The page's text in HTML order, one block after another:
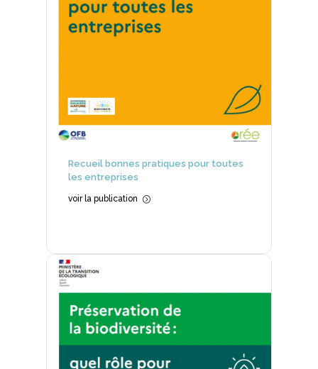
Recueil bonnes pratiques pour toutes
les entreprises
voir la publication =